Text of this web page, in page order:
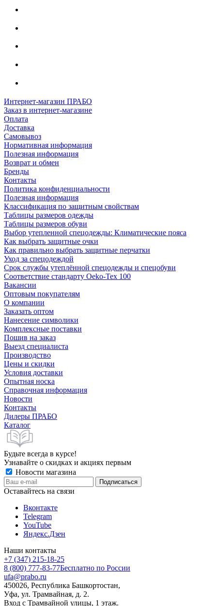
Интернет-магазин ПРАБО
Заказ в интернет-магазине
Оплата
Доставка
Самовывоз
Нормативная информация
Полезная информация
Возврат и обмен
Бренды
Контакты
Политика конфиденциальности
Полезная информация
Классификация по защитным свойствам
Таблицы размеров одежды
Таблицы размеров обуви
Выбор утепленной спецодежды: Климатические пояса
Как выбрать защитные очки
Как правильно выбрать защитные перчатки
Уход за спецодеждой
Срок службы утеплённой спецодежды и спецобуви
Соответствие стандарту Oeko-Tex 100
Вакансии
Оптовым покупателям
О компании
Заказать оптом
Нанесение символики
Комплексные поставки
Пошив на заказ
Выезд специалиста
Производство
Цены и скидки
Условия доставки
Опытная носка
Справочная информация
Новости
Контакты
Дилеры ПРАБО
Каталог
Будьте всегда в курсе!
Узнавайте о скидках и акциях первым
Новости магазина
Оставайтесь на связи
Вконтакте
Telegram
YouTube
Яндекс.Дзен
Наши контакты
+7 (347) 215-18-25
8 (800) 777-83-77Бесплатно по России
ufa@prabo.ru
450026, Республика Башкортостан,
Уфа, ул. Трамвайная, д. 2.
Вход с Трамвайной улицы, 1 этаж.